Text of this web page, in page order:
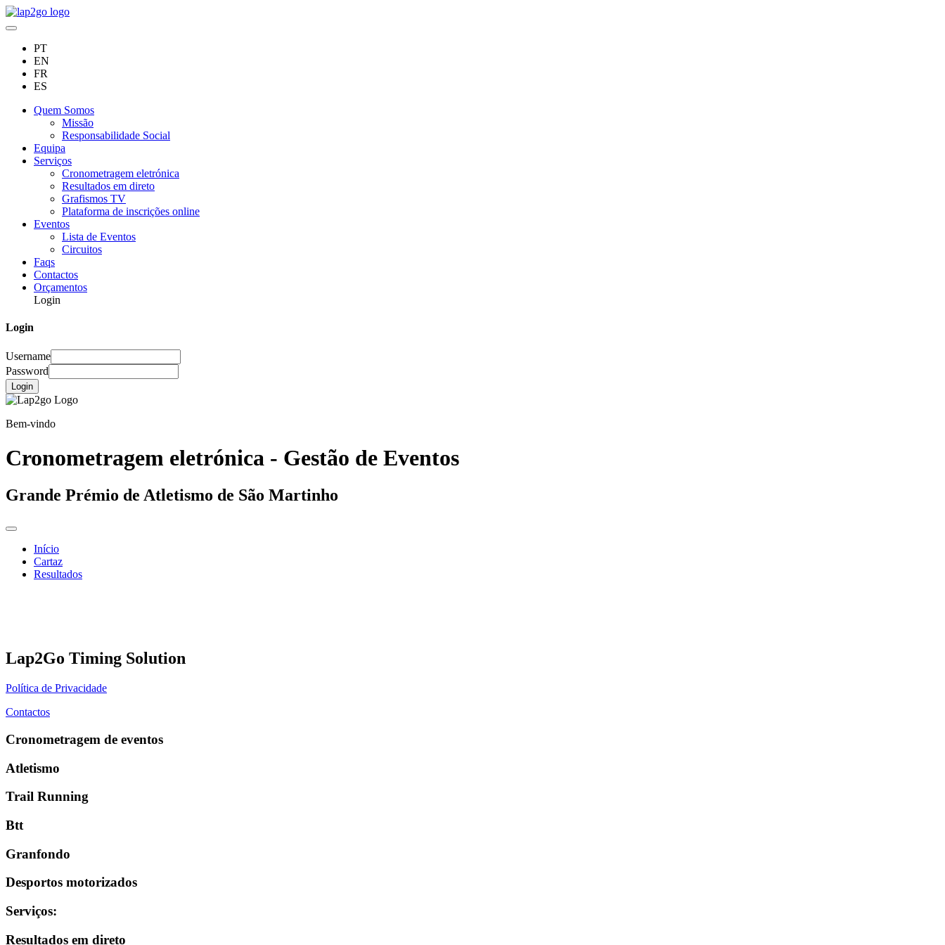
PT
EN
FR
ES
Quem Somos
Missão
Responsabilidade Social
Equipa
Serviços
Cronometragem eletrónica
Resultados em direto
Grafismos TV
Plataforma de inscrições online
Eventos
Lista de Eventos
Circuitos
Faqs
Contactos
Orçamentos
Login
Login
Username
Password
Login
Bem-vindo
Cronometragem eletrónica - Gestão de Eventos
Grande Prémio de Atletismo de São Martinho
Início
Cartaz
Resultados
Lap2Go Timing Solution
Política de Privacidade
Contactos
Cronometragem de eventos
Atletismo
Trail Running
Btt
Granfondo
Desportos motorizados
Serviços:
Resultados em direto